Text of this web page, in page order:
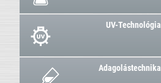
UV-Technológia
Adagolástechnika